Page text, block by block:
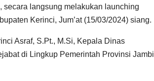
secara langsung melakukan launching
Kerinci, Jum’at (15/03/2024) siang.
Asraf, S.Pt., M.Si, Kepala Dinas
di Lingkup Pemerintah Provinsi Jambi